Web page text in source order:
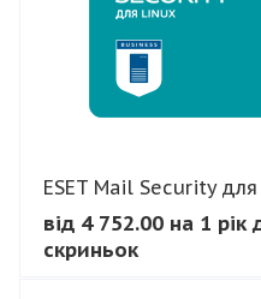
ESET Mail Security
від 4 752.00 на 1
скриньок